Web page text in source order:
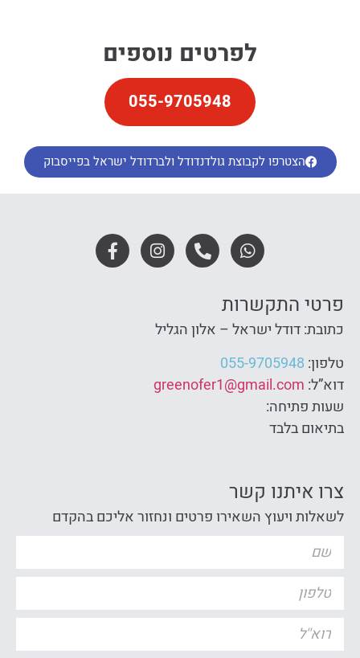
לפרטים נוספים
055-9705948
הצטרפו לקבוצת גולדנדודל ולברדודל ישראל בפייסבוק
פרטי התקשרות
כתובת: דודל ישראל – אלון הגליל
טלפון: 055-9705948
דוא”ל: greenofer1@gmail.com
שעות פתיחה:
בתיאום בלבד
צרו איתנו קשר
לשאלות ויעוץ השאירו פרטים ונחזור אליכם בהקדם